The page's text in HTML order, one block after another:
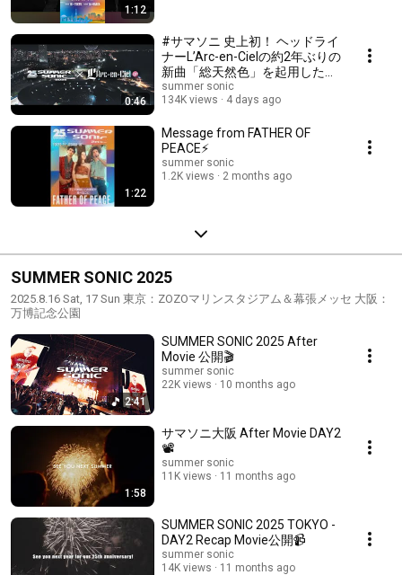
1:12
0:46
#サマソニ 史上初！ ヘッドライ
ナーL’Arc-en-Cielの約2年ぶりの
新曲「総天然色」を起用したコ
ラボ映像を公開！
summer sonic
134K views
4 days ago
1:22
Message from FATHER OF
PEACE⚡️
summer sonic
1.2K views
2 months ago
SUMMER SONIC 2025
2025.8.16 Sat, 17 Sun 東京：ZOZOマリンスタジアム＆幕張メッセ 大阪：
万博記念公園
2:41
SUMMER SONIC 2025 After
Movie 公開🎬
summer sonic
22K views
10 months ago
1:58
サマソニ大阪 After Movie DAY2
📽️
summer sonic
11K views
11 months ago
SUMMER SONIC 2025 TOKYO -
DAY2 Recap Movie公開📹
summer sonic
14K views
11 months ago